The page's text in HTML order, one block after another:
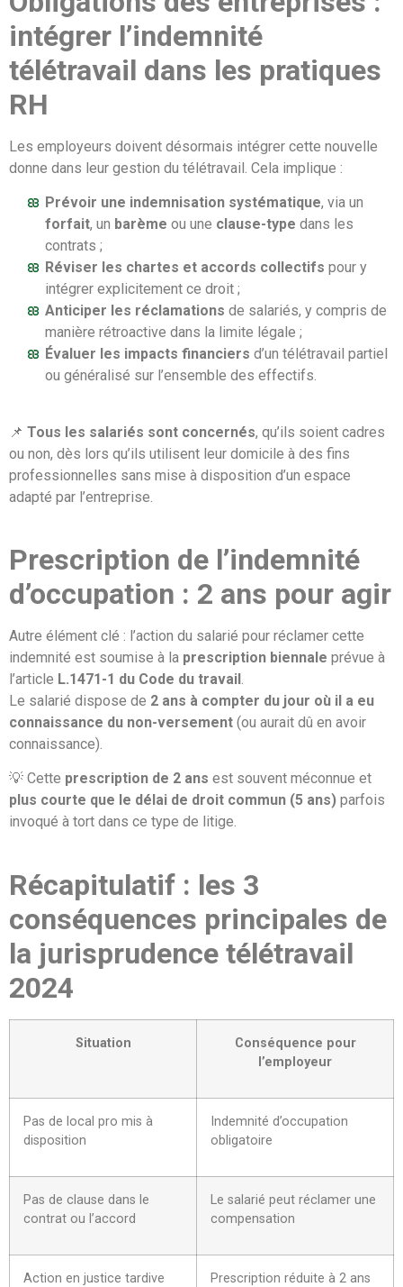
intégrer l’indemnité
télétravail dans les pratiques
RH
Les employeurs doivent désormais intégrer cette nouvelle
donne dans leur gestion du télétravail. Cela implique :
Prévoir une indemnisation systématique, via un
forfait, un barème ou une clause-type dans les
contrats ;
Réviser les chartes et accords collectifs pour y
intégrer explicitement ce droit ;
Anticiper les réclamations de salariés, y compris de
manière rétroactive dans la limite légale ;
Évaluer les impacts financiers d’un télétravail partiel
ou généralisé sur l’ensemble des effectifs.
📌 Tous les salariés sont concernés, qu’ils soient cadres
ou non, dès lors qu’ils utilisent leur domicile à des fins
professionnelles sans mise à disposition d’un espace
adapté par l’entreprise.
Prescription de l’indemnité
d’occupation : 2 ans pour agir
Autre élément clé : l’action du salarié pour réclamer cette
indemnité est soumise à la prescription biennale prévue à
l’article L.1471-1 du Code du travail.
Le salarié dispose de 2 ans à compter du jour où il a eu
connaissance du non-versement (ou aurait dû en avoir
connaissance).
💡 Cette prescription de 2 ans est souvent méconnue et
plus courte que le délai de droit commun (5 ans) parfois
invoqué à tort dans ce type de litige.
Récapitulatif : les 3
conséquences principales de
la jurisprudence télétravail
2024
Situation
Conséquence pour
l’employeur
Pas de local pro mis à
disposition
Indemnité d’occupation
obligatoire
Pas de clause dans le
contrat ou l’accord
Le salarié peut réclamer une
compensation
Action en justice tardive Prescription réduite à 2 ans